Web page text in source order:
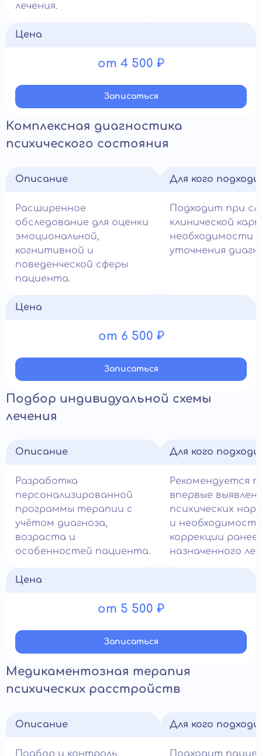
лечения.
Цена
от 4 500 ₽
Записатьcя
Комплексная диагностика
психического состояния
Описание
Расширенное
обследование для оценки
эмоциональной,
когнитивной и
поведенческой сферы
пациента.
Для кого
Подходит при
клинической
необходимости
уточнения
Цена
от 6 500 ₽
Записатьcя
Подбор индивидуальной схемы
лечения
Описание
Разработка
персонализированной
программы терапии с
учётом диагноза,
возраста и
особенностей пациента.
Для кого
Рекомендуется
впервые
психических
и необходимости
коррекции ранее
назначенного
Цена
от 5 500 ₽
Записатьcя
Медикаментозная терапия
психических расстройств
Описание
Подбор и контроль
Для кого
Подходит